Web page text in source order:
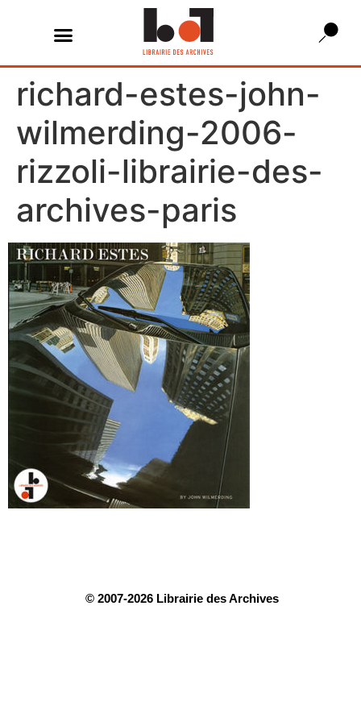
richard-estes-john-
wilmerding-2006-
rizzoli-librairie-des-
archives-paris
© 2007-2026 Librairie des Archives